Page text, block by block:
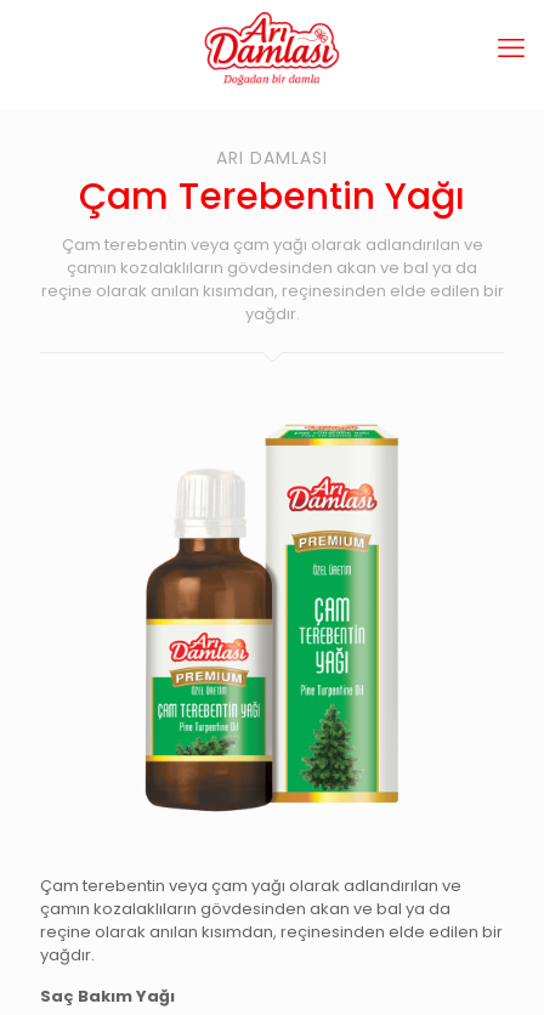
ARI DAMLASI
Çam Terebentin Yağı
Çam terebentin veya çam yağı olarak adlandırılan ve
çamın kozalaklıların gövdesinden akan ve bal ya da
reçine olarak anılan kısımdan, reçinesinden elde edilen bir
yağdır.
Çam terebentin veya çam yağı olarak adlandırılan ve
çamın kozalaklıların gövdesinden akan ve bal ya da
reçine olarak anılan kısımdan, reçinesinden elde edilen bir
yağdır.
Saç Bakım Yağı